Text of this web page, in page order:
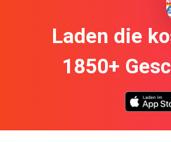
Laden die
1850+